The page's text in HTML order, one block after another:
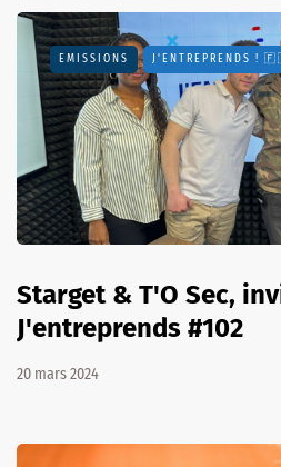
EMISSIONS J'ENTREPRENDS !
Starget & T'O Sec,
J'entreprends #102
20 mars 2024